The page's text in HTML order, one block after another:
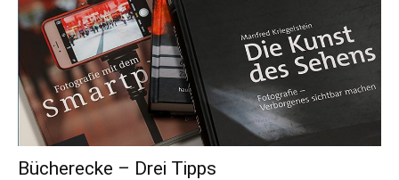
Bücherecke – Drei Tipps